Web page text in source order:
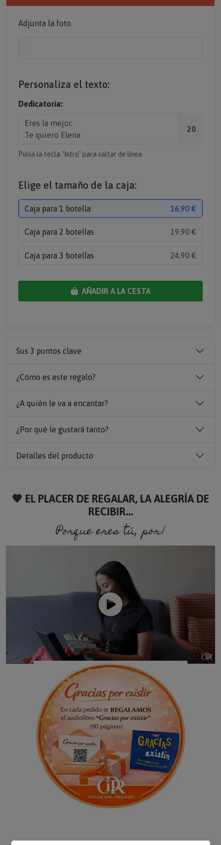
Adjunta la foto
Personaliza el texto:
Dedicatoria:
20
Pulsa la tecla "Intro" para saltar de línea
Elige el tamaño de la caja:
Caja para 1 botella 16.90 €
Caja para 2 botellas 19.90 €
Caja para 3 botellas 24.90 €
AÑADIR A LA CESTA
Sus 3 puntos clave
¿Cómo es este regalo?
¿A quién le va a encantar?
¿Por qué le gustará tanto?
Detalles del producto
🧡 EL PLACER DE REGALAR, LA ALEGRÍA DE
RECIBIR...
Porque eres tú, porque soy